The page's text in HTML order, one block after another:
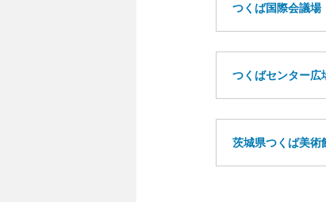
つくば国際会議場
つくばセンター広
茨城県つくば美術